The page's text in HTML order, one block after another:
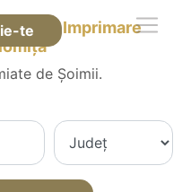
te
Imprimare
de Șoimii.